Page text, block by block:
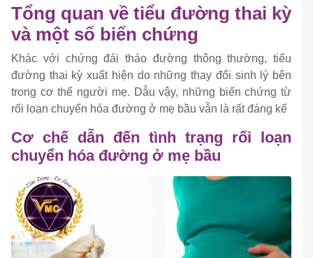
Tổng quan về tiểu đường thai kỳ
và một số biến chứng
Khác với chứng đái tháo đường thông thường, tiểu
đường thai kỳ xuất hiện do những thay đổi sinh lý bên
trong cơ thể người mẹ. Dẫu vậy, những biến chứng từ
rối loạn chuyển hóa đường ở mẹ bầu vẫn là rất đáng kể
Cơ chế dẫn đến tình trạng rối loạn
chuyển hóa đường ở mẹ bầu